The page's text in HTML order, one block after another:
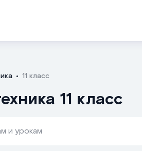
11 класс
11 класс